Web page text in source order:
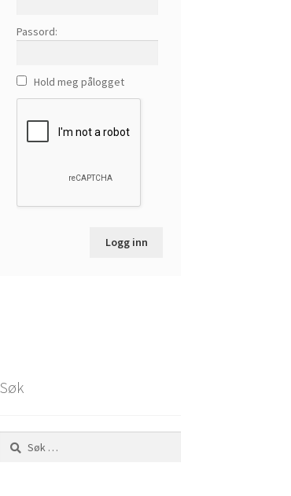
Passord:
Hold meg pålogget
Logg inn
Søk
Søk
etter: